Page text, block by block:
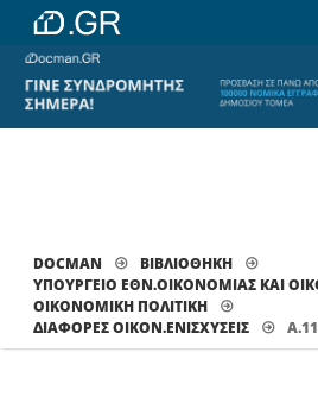
DOCMAN
ΒΙΒΛΙΟΘΗΚΗ
ΥΠΟΥΡΓΕΙΟ ΕΘΝ.ΟΙΚΟΝΟΜΙΑΣ ΚΑΙ
ΟΙΚΟΝΟΜΙΚΗ ΠΟΛΙΤΙΚΗ
ΔΙΆΦΟΡΕΣ ΟΙΚΟΝ.ΕΝΙΣΧΎΣΕΙΣ